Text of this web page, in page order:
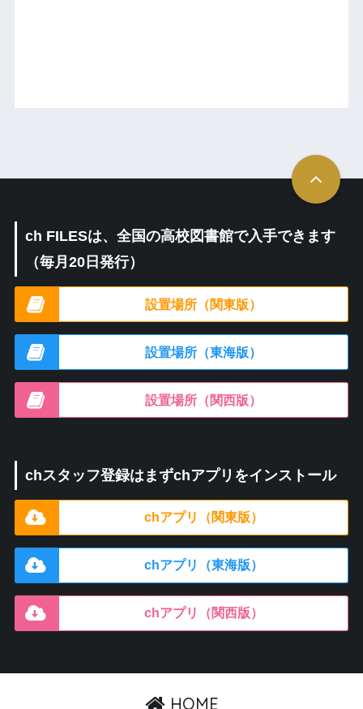
ch FILESは、全国の高校図書館で入手できます
（毎月20日発行）
設置場所（関東版）
設置場所（東海版）
設置場所（関西版）
chスタッフ登録はまずchアプリをインストール
chアプリ（関東版）
chアプリ（東海版）
chアプリ（関西版）
HOME